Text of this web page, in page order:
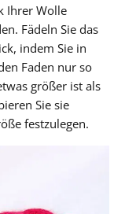
Ihrer Wolle
Fädeln Sie das
indem Sie in
Faden nur so
größer ist als
Sie sie
festzulegen.